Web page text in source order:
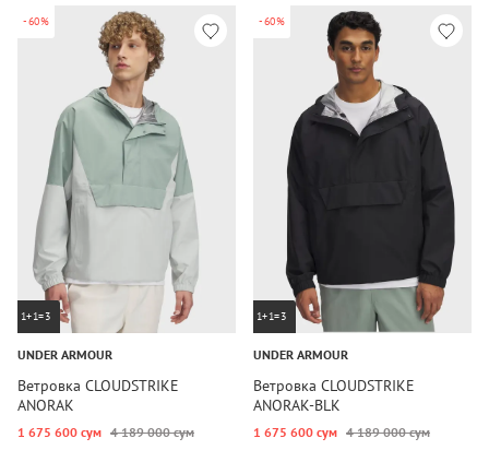
-60%
1+1=3
UNDER ARMOUR
Ветровка CLOUDSTRIKE
ANORAK
1 675 600 сум 4 189 000 сум
-60%
1+1=3
UNDER ARMOUR
Ветровка CLOUDSTRIKE
ANORAK-BLK
1 675 600 сум 4 189 000 сум